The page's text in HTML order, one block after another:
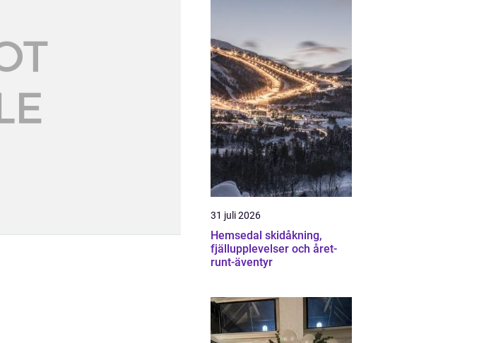
31 juli 2026
Hemsedal skidåkning,
fjällupplevelser och året-
runt-äventyr